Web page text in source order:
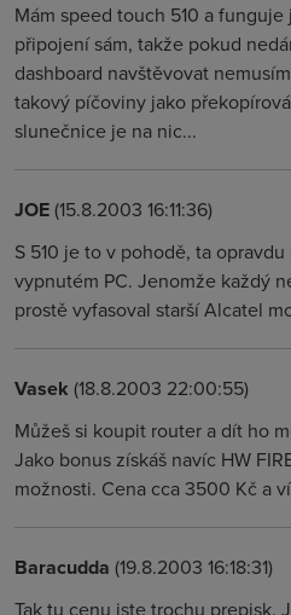
Mám speed touch 510 a
připojení sám, takže pokud
dashboard navštěvovat
takový píčoviny jako
slunečnice je na nic...
JOE(15.8.2003 16:11:36)
S 510 je to v pohodě, ta
vypnutém PC. Jenomže každý
prostě vyfasoval starší Alcatel
Vasek (18.8.2003 22:00:55)
Můžeš si koupit router a dít ho
Jako bonus získáš navíc HW
možnosti. Cena cca 3500 Kč a
Baracudda (19.8.2003 16:18:31)
Tak tu cenu jste trochu prepisk.